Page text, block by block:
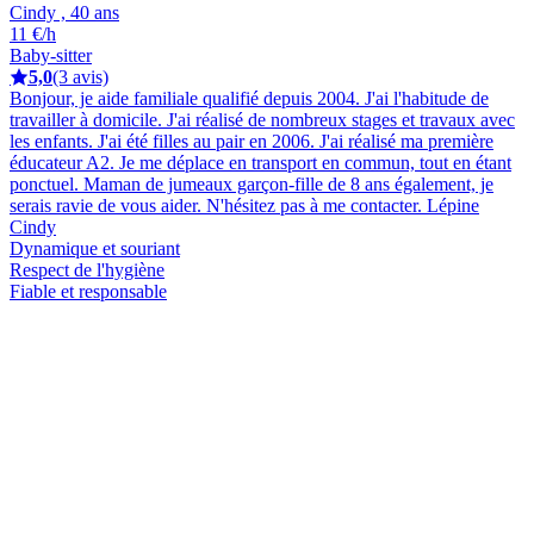
Cindy , 40 ans
11 €/h
Baby-sitter
5,0(3 avis)
Bonjour, je aide familiale qualifié depuis 2004. J'ai l'habitude de
travailler à domicile. J'ai réalisé de nombreux stages et travaux avec
les enfants. J'ai été filles au pair en 2006. J'ai réalisé ma première
éducateur A2. Je me déplace en transport en commun, tout en étant
ponctuel. Maman de jumeaux garçon-fille de 8 ans également, je
serais ravie de vous aider. N'hésitez pas à me contacter. Lépine
Cindy
Dynamique et souriant
Respect de l'hygiène
Fiable et responsable